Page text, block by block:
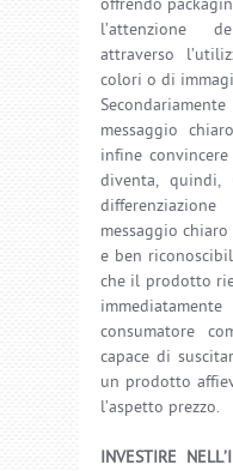
offrendo
l’attenzione
attraverso
colori o di
messaggio
infine
diventa, quindi,
messaggio
e ben
che il prodotto
consumatore
capace di
un prodotto
l’aspetto prezzo.
INVESTIRE